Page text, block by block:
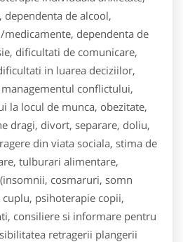
de alcool,
dependenta de
dificultati de comunicare,
in luarea deciziilor,
conflictului,
la locul de munca, obezitate,
dragi, divort, separare, doliu,
din viata sociala, stima de
tulburari alimentare,
cosmaruri, somn
psihoterapie copii,
consiliere si informare pentru
retragerii plangerii